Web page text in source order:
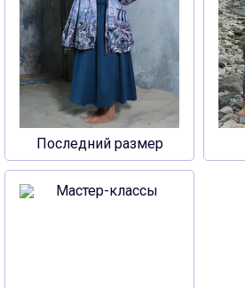
Последний размер